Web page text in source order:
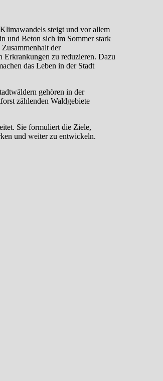
steigt und vor allem
und Beton sich im Sommer stark
der
Erkrankungen zu reduzieren. Dazu
das Leben in der Stadt
gehören in der
zählenden Waldgebiete
Sie formuliert die Ziele,
und weiter zu entwickeln.